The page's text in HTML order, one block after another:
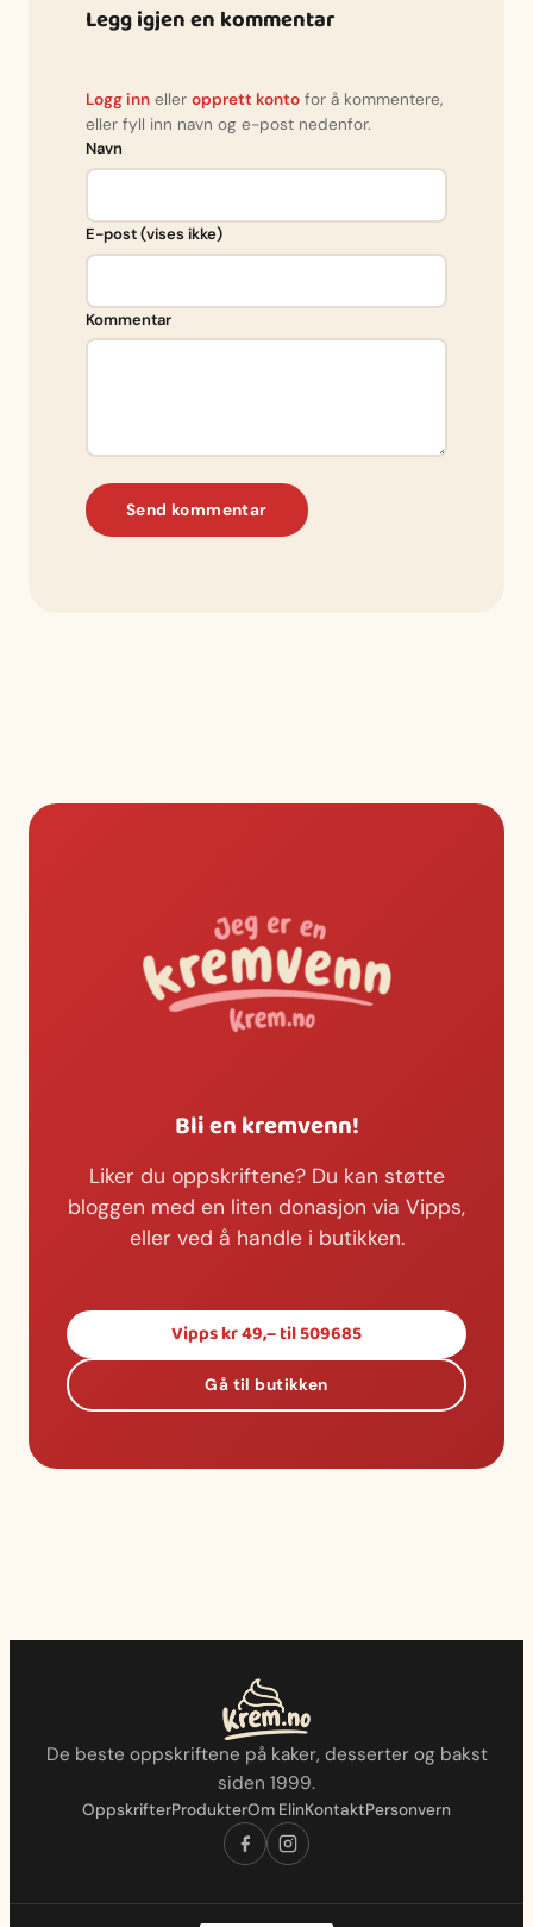
Legg igjen en kommentar
Logg inn eller opprett konto for å kommentere,
eller fyll inn navn og e-post nedenfor.
Kommentar
Navn
E-post (vises ikke)
Send kommentar
Bli en kremvenn!
Liker du oppskriftene? Du kan støtte
bloggen med en liten donasjon via Vipps,
eller ved å handle i butikken.
Vipps kr 49,– til 509685
Gå til butikken
De beste oppskriftene på kaker, desserter og bakst
siden 1999.
OppskrifterProdukterOm ElinKontaktPersonvern